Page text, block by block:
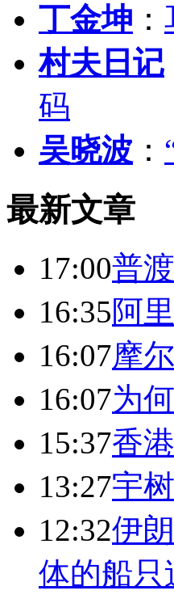
丁金坤 ：
村夫日记
码
吴晓波 ：
最新文章
17:00普
16:35阿
16:07摩
16:07为
15:37香
13:27宇
12:32伊
体的船只